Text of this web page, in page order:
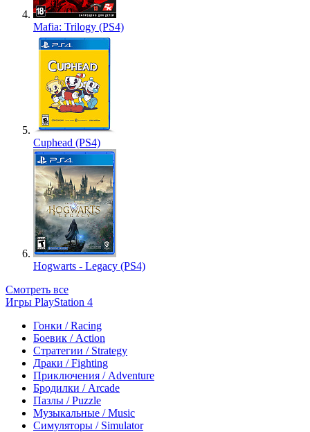
Mafia: Trilogy (PS4)
Cuphead (PS4)
Hogwarts - Legacy (PS4)
Смотреть все
Игры PlayStation 4
Гонки / Racing
Боевик / Action
Стратегии / Strategy
Драки / Fighting
Приключения / Adventure
Бродилки / Arcade
Пазлы / Puzzle
Музыкальные / Music
Симуляторы / Simulator